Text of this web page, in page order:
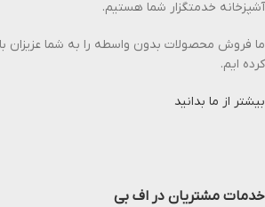
آشپزخانه خدمتگزار شما هستیم.
ما فروش محصولات بدون واسطه را به شما عزیزان
کرده ایم.
بیشتر از ما بدانید
خدمات مشتریان در اف بی